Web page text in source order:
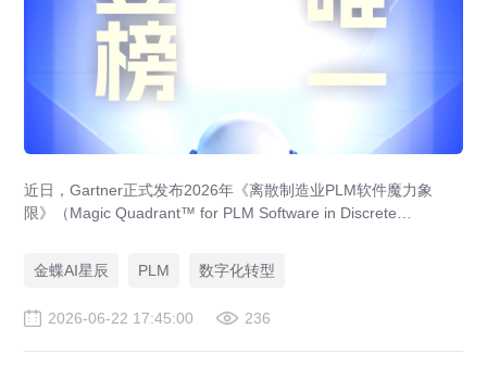
近日，Gartner正式发布2026年《离散制造业PLM软件魔力象
限》（Magic Quadrant™ for PLM Software in Discrete
本次报告中首次且唯一上榜的中国本土厂商！
金蝶AI星辰 PLM 数字化转型
2026-06-22 17:45:00 236